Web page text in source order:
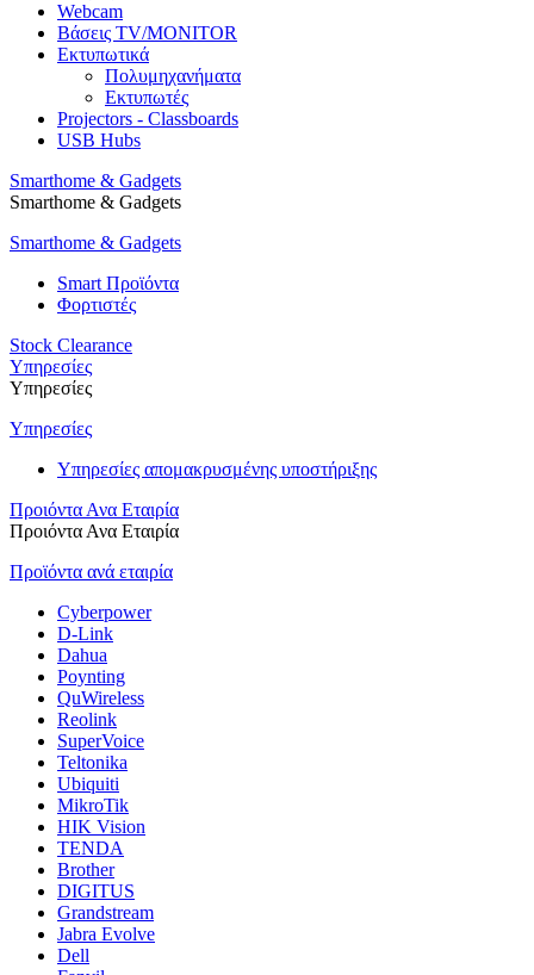
Webcam
Βάσεις TV/MONITOR
Εκτυπωτικά
Πολυμηχανήματα
Εκτυπωτές
Projectors - Classboards
USB Hubs
Smarthome & Gadgets
Smarthome & Gadgets
Smarthome & Gadgets
Smart Προϊόντα
Φορτιστές
Stock Clearance
Υπηρεσίες
Υπηρεσίες
Υπηρεσίες
Υπηρεσίες απομακρυσμένης υποστήριξης
Προιόντα Ανα Εταιρία
Προιόντα Ανα Εταιρία
Προϊόντα ανά εταιρία
Cyberpower
D-Link
Dahua
Poynting
QuWireless
Reolink
SuperVoice
Teltonika
Ubiquiti
MikroTik
HIK Vision
TENDA
Brother
DIGITUS
Grandstream
Jabra Evolve
Dell